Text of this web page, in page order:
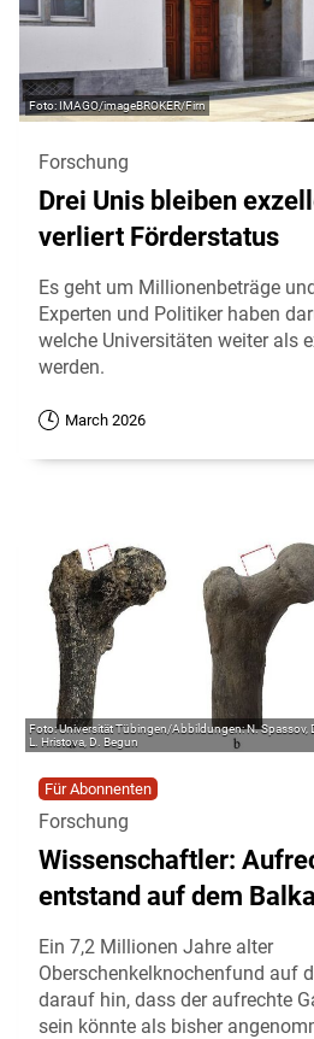
IMAGO/imageBROKER/Firn
Forschung
Drei Unis bleiben
verliert Förderstatus
Es geht um Millionenbeträge
Experten und Politiker haben
welche Universitäten weiter als
werden.
March 2026
Universität Tübingen/Abbildungen: N. Spassov,
L. Hristova, D. Begun
Für Abonnenten
Forschung
Wissenschaftler:
entstand auf dem
Ein 7,2 Millionen Jahre alter
Oberschenkelknochenfund auf
darauf hin, dass der aufrechte
sein könnte als bisher